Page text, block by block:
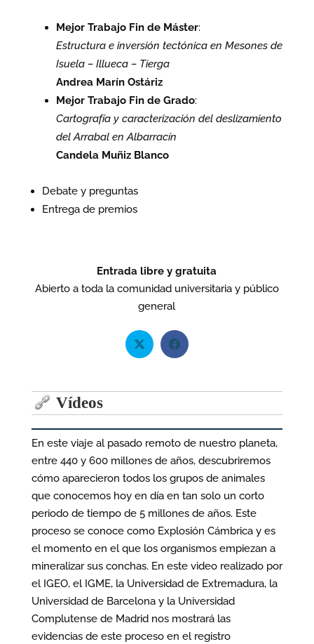
Mejor Trabajo Fin de Máster:
Estructura e inversión tectónica en Mesones de
Isuela – Illueca – Tierga
Andrea Marín Ostáriz
Mejor Trabajo Fin de Grado:
Cartografía y caracterización del deslizamiento
del Arrabal en Albarracín
Candela Muñiz Blanco
Debate y preguntas
Entrega de premios
Entrada libre y gratuita
Abierto a toda la comunidad universitaria y público
general
Vídeos
En este viaje al pasado remoto de nuestro planeta,
entre 440 y 600 millones de años, descubriremos
cómo aparecieron todos los grupos de animales
que conocemos hoy en día en tan solo un corto
periodo de tiempo de 5 millones de años. Este
proceso se conoce como Explosión Cámbrica y es
el momento en el que los organismos empiezan a
mineralizar sus conchas. En este video realizado por
el IGEO, el IGME, la Universidad de Extremadura, la
Universidad de Barcelona y la Universidad
Complutense de Madrid nos mostrará las
evidencias de este proceso en el registro